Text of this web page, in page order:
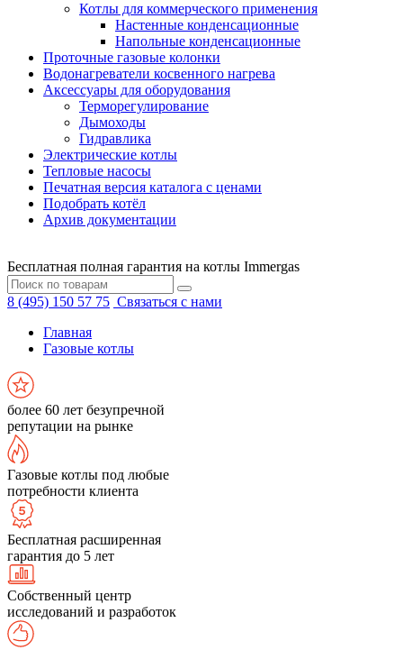
Котлы для коммерческого применения
Настенные конденсационные
Напольные конденсационные
Проточные газовые колонки
Водонагреватели косвенного нагрева
Аксессуары для оборудования
Терморегулирование
Дымоходы
Гидравлика
Электрические котлы
Тепловые насосы
Печатная версия каталога с ценами
Подобрать котёл
Архив документации
Бесплатная полная гарантия на котлы Immergas
8 (495) 150 57 75 Связаться с нами
Главная
Газовые котлы
более 60 лет безупречной
репутации на рынке
Газовые котлы под любые
потребности клиента
Бесплатная расширенная
гарантия до 5 лет
Собственный центр
исследований и разработок